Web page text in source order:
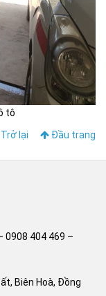
tô
Trở lại
Đầu trang
0908 404 469 –
Biên Hoà, Đồng